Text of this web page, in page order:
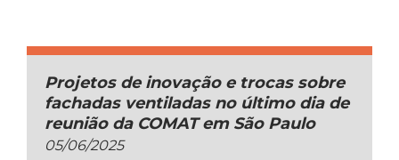
Projetos de inovação e trocas sobre
fachadas ventiladas no último dia de
reunião da COMAT em São Paulo
05/06/2025